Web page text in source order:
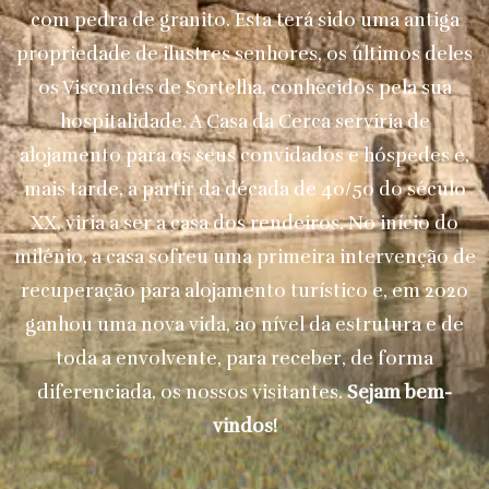
com pedra de granito. Esta terá sido uma antiga
propriedade de ilustres senhores, os últimos deles
os Viscondes de Sortelha, conhecidos pela sua
hospitalidade. A Casa da Cerca serviria de
alojamento para os seus convidados e hóspedes e,
mais tarde, a partir da década de 40/50 do século
XX, viria a ser a casa dos rendeiros. No início do
milénio, a casa sofreu uma primeira intervenção de
recuperação para alojamento turístico e, em 2020
ganhou uma nova vida, ao nível da estrutura e de
toda a envolvente, para receber, de forma
diferenciada, os nossos visitantes.Sejam bem-
vindos!